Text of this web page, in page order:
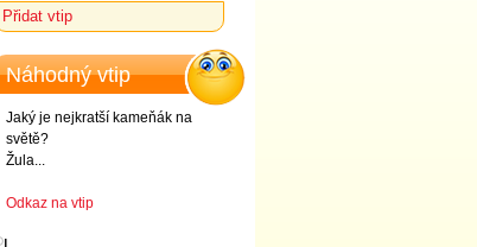
Přidat vtip
Náhodný vtip
Jaký je nejkratší kameňák na
světě?
Žula...
Odkaz na vtip